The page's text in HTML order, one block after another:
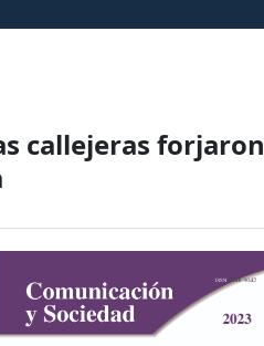
callejeras forjaron